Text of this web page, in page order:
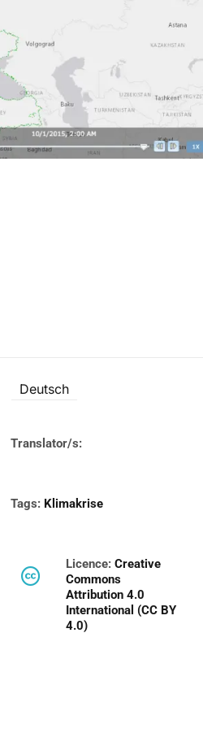
Deutsch
Translator/s:
Tags: Klimakrise
Licence:Creative
Commons
Attribution 4.0
International (CC BY
4.0)